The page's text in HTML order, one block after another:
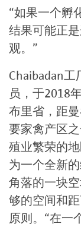
“如果一个孵
结果可能正
观。”
Chaibadan
员，于2018
布里省，距
要家禽产区
殖业繁荣的
为一个全新
角落的一块
够的空间和
原则。“在一